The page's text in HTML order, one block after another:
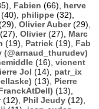
Fabien (66), herve
(40), philippe (32),
Olivier Auber(29),
(27), Olivier(27), Marc
(19), Patrick (19), Fab
(@arnaud_thurudev)
(16), vicnent
Jol (14), patr_ix
(13), Pierre
(13),
(12), Phil Jeudy (12),